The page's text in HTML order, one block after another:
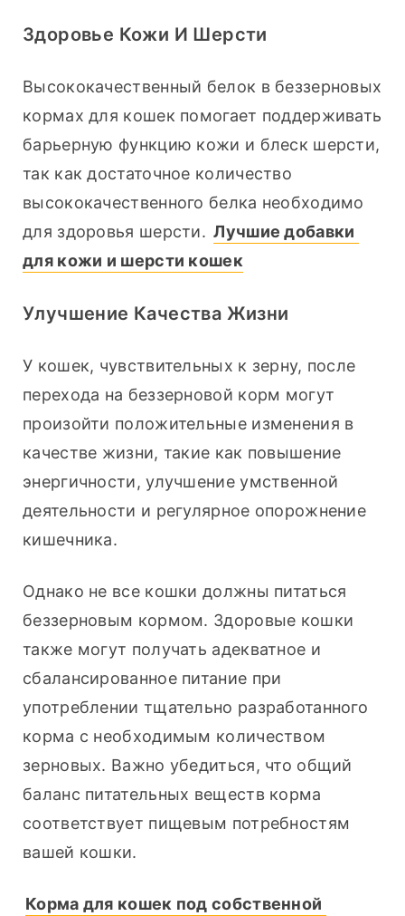
Здоровье Кожи И Шерсти
Высококачественный белок в беззерновых
кормах для кошек помогает поддерживать
барьерную функцию кожи и блеск шерсти,
так как достаточное количество
высококачественного белка необходимо
для здоровья шерсти. Лучшие добавки
для кожи и шерсти кошек
Улучшение Качества Жизни
У кошек, чувствительных к зерну, после
перехода на беззерновой корм могут
произойти положительные изменения в
качестве жизни, такие как повышение
энергичности, улучшение умственной
деятельности и регулярное опорожнение
кишечника.
Однако не все кошки должны питаться
беззерновым кормом. Здоровые кошки
также могут получать адекватное и
сбалансированное питание при
употреблении тщательно разработанного
корма с необходимым количеством
зерновых. Важно убедиться, что общий
баланс питательных веществ корма
соответствует пищевым потребностям
вашей кошки.
Корма для кошек под собственной